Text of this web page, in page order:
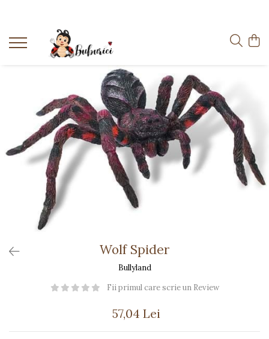
Categorii
Construcții
Accesorii
Exterior
Interior
Bucătărie
Muzicale
Bebeluși
Diverse
Wolf Spider
Bullyland
Fii primul care scrie un Review
57,04 Lei